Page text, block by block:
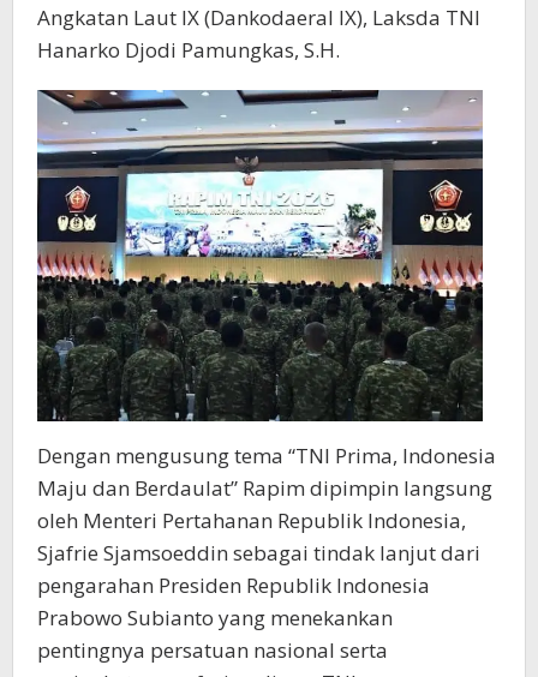
Angkatan Laut lX (Dankodaeral lX), Laksda TNI
Hanarko Djodi Pamungkas, S.H.
Dengan mengusung tema “TNI Prima, Indonesia
Maju dan Berdaulat” Rapim dipimpin langsung
oleh Menteri Pertahanan Republik Indonesia,
Sjafrie Sjamsoeddin sebagai tindak lanjut dari
pengarahan Presiden Republik Indonesia
Prabowo Subianto yang menekankan
pentingnya persatuan nasional serta